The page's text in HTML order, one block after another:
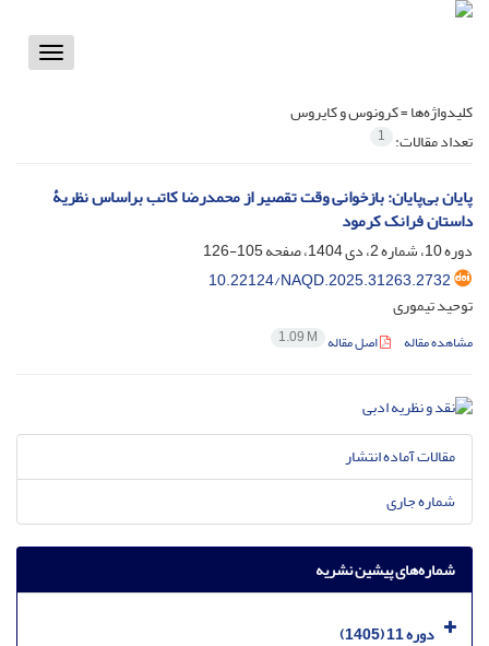
Toggle
کلیدواژه‌ها =کرونوس و کایروس
تعداد مقالات: 1
پایان بی‌پایان: بازخوانی وقت تقصیر از محمدرضا کاتب براساس نظریۀ
داستان فرانک کرمود
دوره 10، شماره 2، دی 1404، صفحه
105-126
10.22124/NAQD.2025.31263.2732
توحید تیموری
مشاهده مقاله اصل مقاله 1.09 M
مقالات آماده انتشار
شماره جاری
شماره‌های پیشین نشریه
دوره 11 (1405)